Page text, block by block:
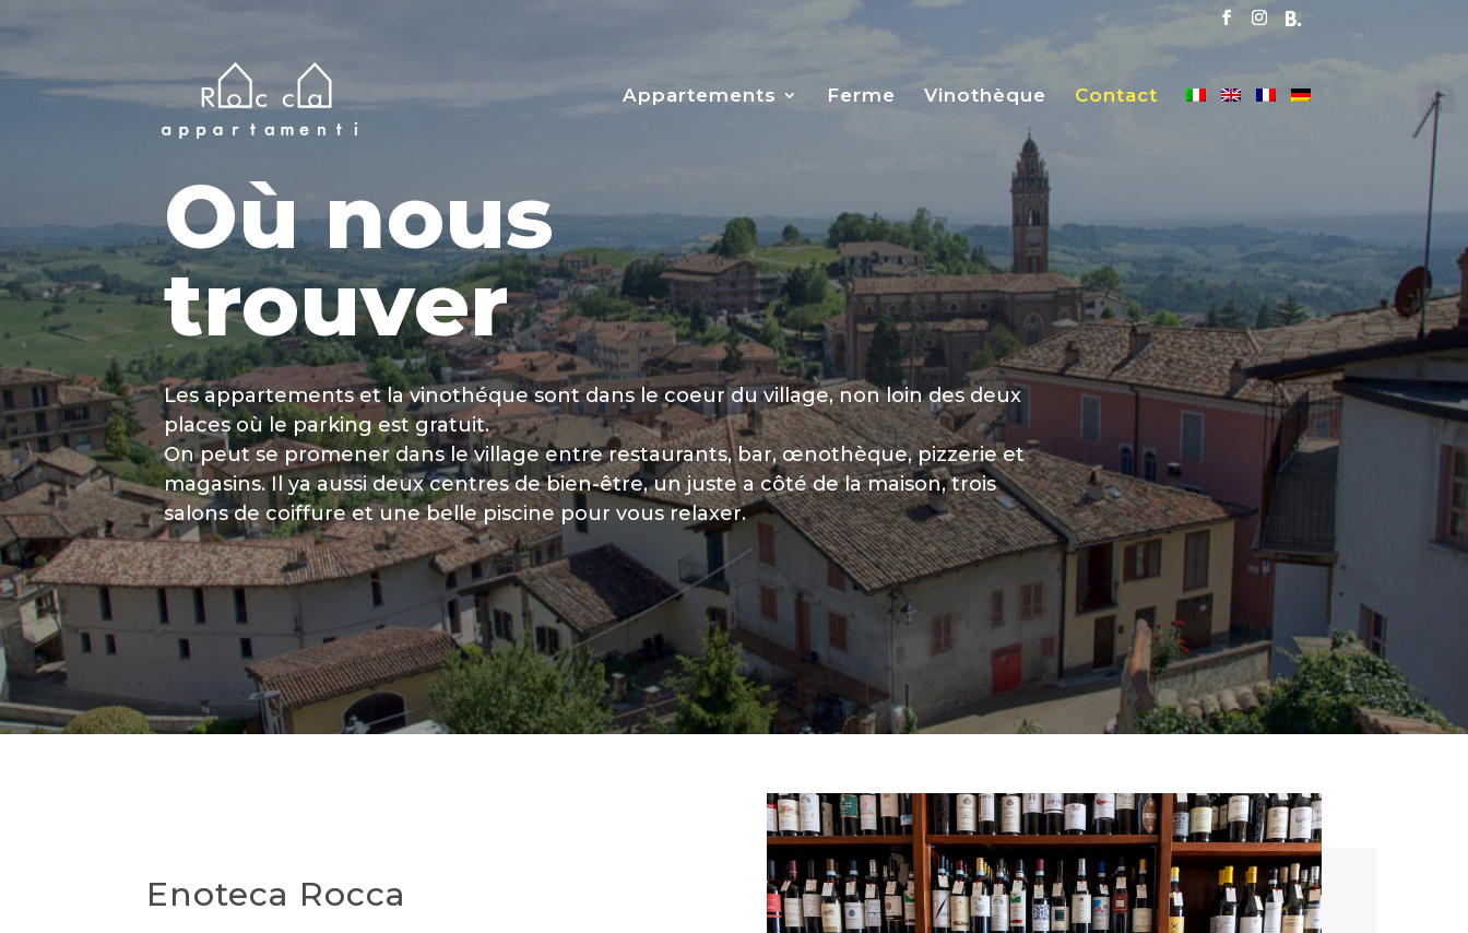
Appartements Ferme Vinothèque Contact
Où nous
trouver
Les appartements et la vinothéque sont dans le coeur du village, non loin des deux
places où le parking est gratuit.
On peut se promener dans le village entre restaurants, bar, œnothèque, pizzerie et
magasins. Il ya aussi deux centres de bien-être, un juste a côté de la maison, trois
salons de coiffure et une belle piscine pour vous relaxer.
Enoteca Rocca